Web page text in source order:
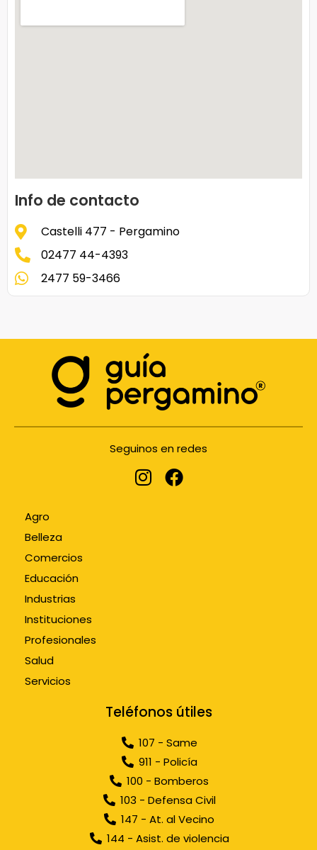
Info de contacto
Castelli 477 - Pergamino
02477 44-4393
2477 59-3466
Seguinos en redes
Agro
Belleza
Comercios
Educación
Industrias
Instituciones
Profesionales
Salud
Servicios
Teléfonos útiles
107 - Same
911 - Policía
100 - Bomberos
103 - Defensa Civil
147 - At. al Vecino
144 - Asist. de violencia